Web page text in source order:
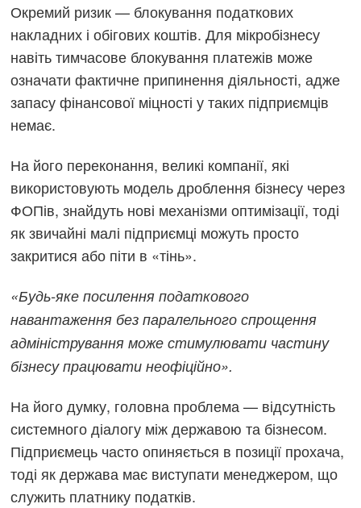
Окремий ризик — блокування податкових
накладних і обігових коштів. Для мікробізнесу
навіть тимчасове блокування платежів може
означати фактичне припинення діяльності, адже
запасу фінансової міцності у таких підприємців
немає.
На його переконання, великі компанії, які
використовують модель дроблення бізнесу через
ФОПів, знайдуть нові механізми оптимізації, тоді
як звичайні малі підприємці можуть просто
закритися або піти в «тінь».
«Будь-яке посилення податкового
навантаження без паралельного спрощення
адміністрування може стимулювати частину
бізнесу працювати неофіційно».
На його думку, головна проблема — відсутність
системного діалогу між державою та бізнесом.
Підприємець часто опиняється в позиції прохача,
тоді як держава має виступати менеджером, що
служить платнику податків.